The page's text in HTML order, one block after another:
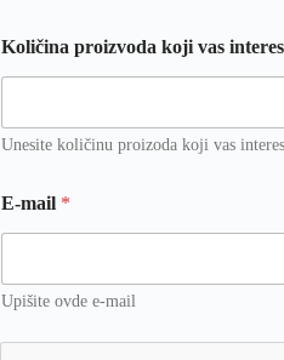
Količina proizvoda koji vas
Unesite količinu proizoda koji vas
E-mail *
Upišite ovde e-mail